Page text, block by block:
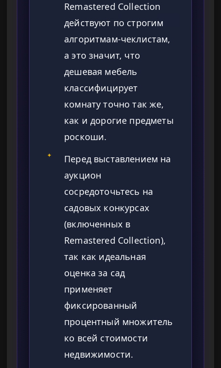
Remastered Collection
действуют по строгим
алгоритмам-чеклистам,
а это значит, что
дешевая мебель
классифицирует
комнату точно так же,
как и дорогие предметы
роскоши.
✦
Перед выставлением на
аукцион
сосредоточьтесь на
садовых конкурсах
(включенных в
Remastered Collection),
так как идеальная
оценка за сад
применяет
фиксированный
процентный множитель
ко всей стоимости
недвижимости.